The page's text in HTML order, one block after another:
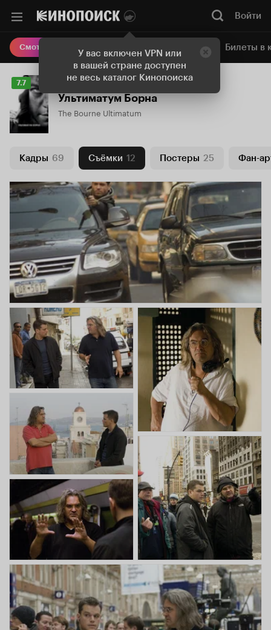
У вас включен VPN или
в вашей стране доступен
не весь каталог Кинопоиска
Войти
Смотреть кино Онлайн-кинотеатр Билеты в
Рейтинг
Кинопоиска
7.7
7.7
Ультиматум Борна
The Bourne Ultimatum
Кадры 69 Съёмки 12 Постеры 25 Фан-